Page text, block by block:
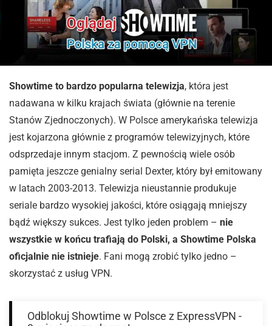
Showtime to bardzo popularna telewizja, która jest
nadawana w kilku krajach świata (głównie na terenie
Stanów Zjednoczonych). W Polsce amerykańska telewizja
jest kojarzona głównie z programów telewizyjnych, które
odsprzedaje innym stacjom. Z pewnością wiele osób
pamięta jeszcze genialny serial Dexter, który był emitowany
w latach 2003-2013. Telewizja nieustannie produkuje
seriale bardzo wysokiej jakości, które osiągają mniejszy
bądź większy sukces. Jest tylko jeden problem – nie
wszystkie w końcu trafiają do Polski, a Showtime Polska
oficjalnie nie istnieje. Fani mogą zrobić tylko jedno –
skorzystać z usług VPN.
Odblokuj Showtime w Polsce z ExpressVPN -